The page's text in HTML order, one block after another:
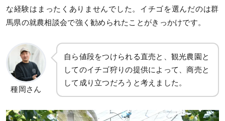
な経験はまったくありませんでした。イチゴを選んだのは群
馬県の就農相談会で強く勧められたことがきっかけです。
種岡さん
自ら値段をつけられる直売と、観光農園と
してのイチゴ狩りの提供によって、商売と
して成り立つだろうと考えました。